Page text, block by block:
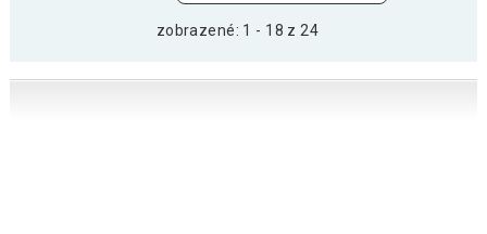
zobrazené: 1 - 18 z 24